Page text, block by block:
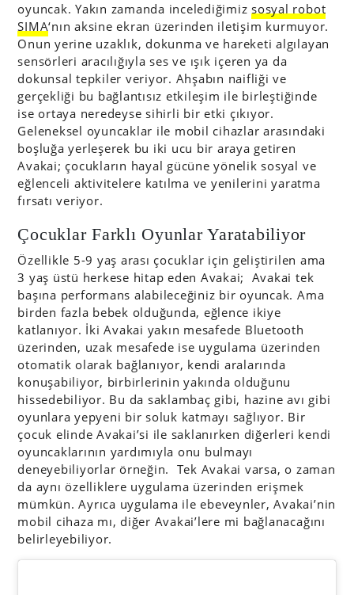
oyuncak. Yakın zamanda incelediğimizsosyal robot
SIMA‘nın aksine ekran üzerinden iletişim kurmuyor.
Onun yerine uzaklık, dokunma ve hareketi algılayan
sensörleri aracılığıyla ses ve ışık içeren ya da
dokunsal tepkiler veriyor. Ahşabın naifliği ve
gerçekliği bu bağlantısız etkileşim ile birleştiğinde
ise ortaya neredeyse sihirli bir etki çıkıyor.
Geleneksel oyuncaklar ile mobil cihazlar arasındaki
boşluğa yerleşerek bu iki ucu bir araya getiren
Avakai; çocukların hayal gücüne yönelik sosyal ve
eğlenceli aktivitelere katılma ve yenilerini yaratma
fırsatı veriyor.
Çocuklar Farklı Oyunlar Yaratabiliyor
Özellikle 5-9 yaş arası çocuklar için geliştirilen ama
3 yaş üstü herkese hitap eden Avakai; Avakai tek
başına performans alabileceğiniz bir oyuncak. Ama
birden fazla bebek olduğunda, eğlence ikiye
katlanıyor. İki Avakai yakın mesafede Bluetooth
üzerinden, uzak mesafede ise uygulama üzerinden
otomatik olarak bağlanıyor, kendi aralarında
konuşabiliyor, birbirlerinin yakında olduğunu
hissedebiliyor. Bu da saklambaç gibi, hazine avı gibi
oyunlara yepyeni bir soluk katmayı sağlıyor. Bir
çocuk elinde Avakai’si ile saklanırken diğerleri kendi
oyuncaklarının yardımıyla onu bulmayı
deneyebiliyorlar örneğin. Tek Avakai varsa, o zaman
da aynı özelliklere uygulama üzerinden erişmek
mümkün. Ayrıca uygulama ile ebeveynler, Avakai’nin
mobil cihaza mı, diğer Avakai’lere mi bağlanacağını
belirleyebiliyor.